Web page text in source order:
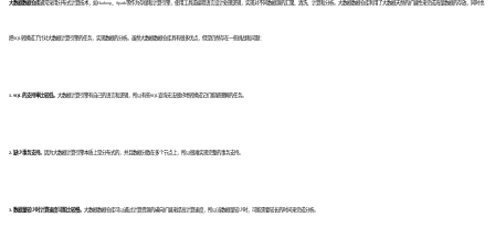
大数据数据仓库通常采用分布式计算技术，如Hadoop、Spark等作为存储和计算引擎，使用工具或编程语言设计处理逻辑，实现对不同数据源的汇聚、清洗、计算和分析。大数据数据仓库利用了大数据天然的扩展性来完成海量数据的存放，同时也
把SQL转换成了针对大数据计算引擎的任务，实现数据的分析。虽然大数据数据仓库具有很多优点，但是仍然存在一些挑战和问题：
1. SQL的支持率比较低。 大数据计算引擎有自己的语言和逻辑，所以有些SQL查询无法很好地转换成它们能够理解的任务。
2. 缺少事务支持。 因为大数据计算引擎本质上是分布式的，并且数据分散在多个节点上，所以很难实现完整的事务支持。
3. 数据量较少时计算速度可能比较慢。 大数据数据仓库可以通过计算资源的横向扩展来提高计算速度，所以当数据量较少时，可能需要较长的时间来完成分析。